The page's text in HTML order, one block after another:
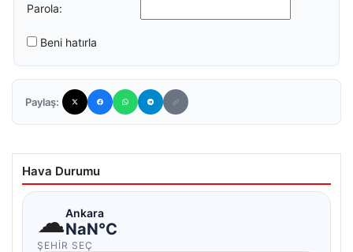
Parola:
Beni hatırla
Paylaş:
Hava Durumu
☁Ankara
NaN°C
ŞEHIR SEÇ